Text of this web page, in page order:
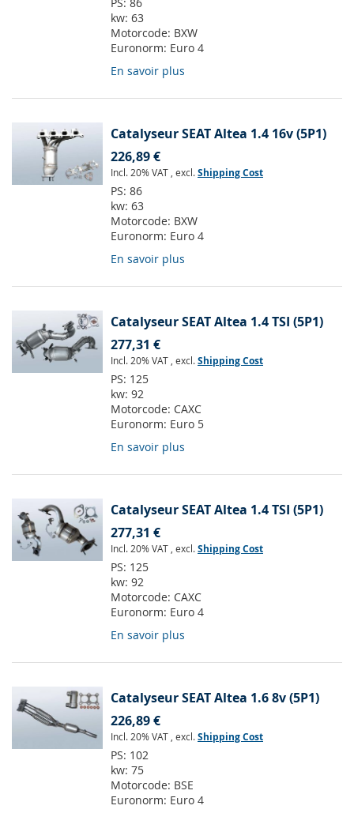
PS: 86
kw: 63
Motorcode: BXW
Euronorm: Euro 4
En savoir plus
Catalyseur SEAT Altea 1.4 16v (5P1)
226,89 €
Incl. 20% VAT , excl.Shipping Cost
PS: 86
kw: 63
Motorcode: BXW
Euronorm: Euro 4
En savoir plus
Catalyseur SEAT Altea 1.4 TSI (5P1)
277,31 €
Incl. 20% VAT , excl.Shipping Cost
PS: 125
kw: 92
Motorcode: CAXC
Euronorm: Euro 5
En savoir plus
Catalyseur SEAT Altea 1.4 TSI (5P1)
277,31 €
Incl. 20% VAT , excl.Shipping Cost
PS: 125
kw: 92
Motorcode: CAXC
Euronorm: Euro 4
En savoir plus
Catalyseur SEAT Altea 1.6 8v (5P1)
226,89 €
Incl. 20% VAT , excl.Shipping Cost
PS: 102
kw: 75
Motorcode: BSE
Euronorm: Euro 4